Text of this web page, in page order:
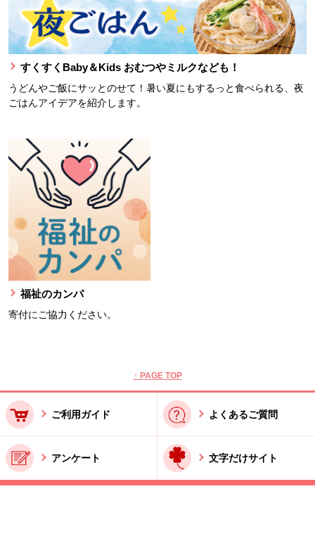
すくすくBaby＆Kids おむつやミルクなども！
うどんやご飯にサッとのせて！暑い夏にもするっと食べられる、夜
ごはんアイデアを紹介します。
福祉のカンパ
寄付にご協力ください。
↑ PAGE TOP
ご利用ガイド よくあるご質問
アンケート 文字だけサイト